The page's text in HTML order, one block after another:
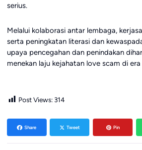
serius.
Melalui kolaborasi antar lembaga,
serta peningkatan literasi dan
upaya pencegahan dan penindakan
menekan laju kejahatan love scam di
Post Views: 314
Share Tweet Pin